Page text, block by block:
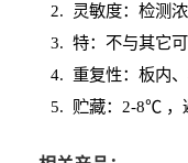
2. 灵敏度：检测
3. 特：不与其它
4. 重复性：板内
5. 贮藏：2-8℃ ，